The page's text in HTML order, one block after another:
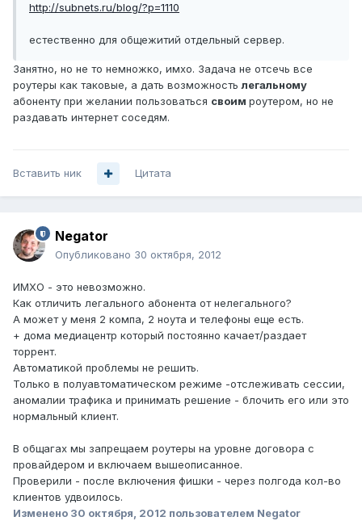
http://subnets.ru/blog/?p=1110
естественно для общежитий отдельный сервер.
Занятно, но не то немножко, имхо. Задача не отсечь все
роутеры как таковые, а дать возможностьлегальному
абоненту при желании пользоваться своим роутером, но не
раздавать интернет соседям.
Вставить ник Цитата
Negator
Опубликовано 30 октября, 2012
ИМХО - это невозможно.
Как отличить легального абонента от нелегального?
А может у меня 2 компа, 2 ноута и телефоны еще есть.
+ дома медиацентр который постоянно качает/раздает
торрент.
Автоматикой проблемы не решить.
Только в полуавтоматическом режиме -отслеживать сессии,
аномалии трафика и принимать решение - блочить его или это
нормальный клиент.
В общагах мы запрещаем роутеры на уровне договора с
провайдером и включаем вышеописанное.
Проверили - после включения фишки - через полгода кол-во
клиентов удвоилось.
Изменено 30 октября, 2012 пользователем Negator